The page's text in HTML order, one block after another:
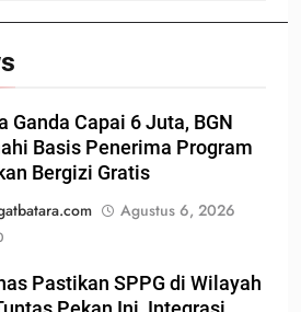
Ganda Capai 6 Juta, BGN
Basis Penerima Program
Bergizi Gratis
Agustus 6, 2026
Pastikan SPPG di Wilayah